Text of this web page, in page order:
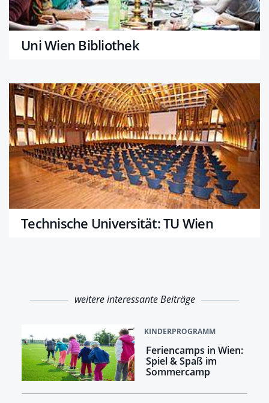
Uni Wien Bibliothek
Technische Universität: TU Wien
weitere interessante Beiträge
KINDERPROGRAMM
Feriencamps in Wien:
Spiel & Spaß im
Sommercamp